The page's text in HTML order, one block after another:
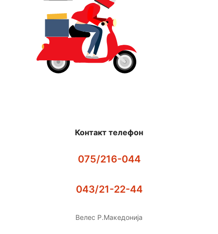
Контакт телефон
075/216-044
043/21-22-44
Велес Р.Македонија